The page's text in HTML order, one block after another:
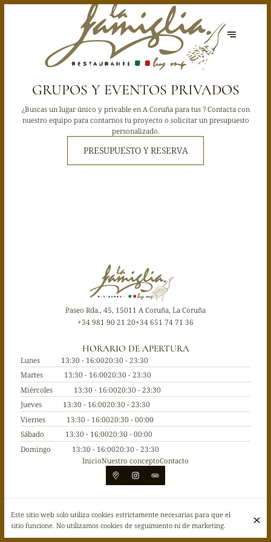
GRUPOS Y EVENTOS PRIVADOS
¿Buscas un lugar único y privable en A Coruña para tus ? Contacta con
nuestro equipo para contarnos tu proyecto o solicitar un presupuesto
personalizado.
PRESUPUESTO Y RESERVA
Paseo Rda., 45, 15011 A Coruña, La Coruña
+34 981 90 21 20+34 651 74 71 36
HORARIO DE APERTURA
Lunes 13:30 - 16:0020:30 - 23:30
Martes
13:30 - 16:0020:30 - 23:30
Miércoles
13:30 - 16:0020:30 - 23:30
Jueves
13:30 - 16:0020:30 - 23:30
Viernes
13:30 - 16:0020:30 - 00:00
Sábado
13:30 - 16:0020:30 - 00:00
Domingo
13:30 - 16:0020:30 - 23:30
InicioNuestro conceptoContacto
© La Famiglia 2026
Aviso legal
Protección de Datos
Configuración de cookies
Creado por CentralApp
Este sitio web solo utiliza cookies estrictamente necesarias para que el
sitio funcione. No utilizamos cookies de seguimiento ni de marketing.